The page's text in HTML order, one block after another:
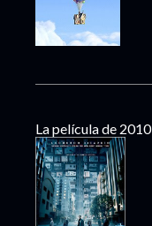
La película de 2010